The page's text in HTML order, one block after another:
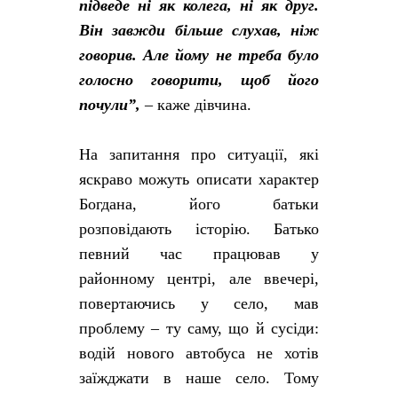
підведе ні як колега, ні як друг.
Він завжди більше слухав, ніж
говорив. Але йому не треба було
голосно говорити, щоб його
почули”, – каже дівчина.
На запитання про ситуації, які
яскраво можуть описати характер
Богдана, його батьки
розповідають історію. Батько
певний час працював у
районному центрі, але ввечері,
повертаючись у село, мав
проблему – ту саму, що й сусіди:
водій нового автобуса не хотів
заїжджати в наше село. Тому